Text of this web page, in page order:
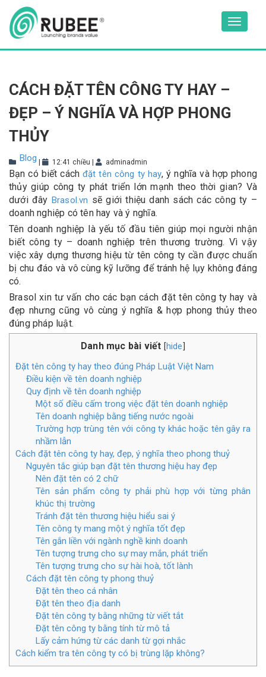
content
Toggle
CÁCH ĐẶT TÊN CÔNG TY HAY –
ĐẸP – Ý NGHĨA VÀ HỢP PHONG
THỦY
Blog 12:41 chiều adminadmin
Bạn có biết cách đặt tên công ty hay, ý nghĩa và hợp phong
thủy giúp công ty phát triển lớn mạnh theo thời gian? Và
dưới đây Brasol.vn sẽ giới thiệu danh sách các công ty –
doanh nghiệp có tên hay và ý nghĩa.
Tên doanh nghiệp là yếu tố đầu tiên giúp mọi người nhận
biết công ty – doanh nghiệp trên thương trường. Vì vậy
việc xây dựng thương hiệu từ tên công ty cần được chuẩn
bị chu đáo và vô cùng kỹ lưỡng để tránh hệ lụy không đáng
có.
Brasol xin tư vấn cho các bạn cách đặt tên công ty hay và
đẹp nhưng cũng vô cùng ý nghĩa & hợp phong thủy theo
đúng pháp luật.
Danh mục bài viết [hide
Đặt tên công ty hay theo đúng Pháp Luật Việt Nam
Điều kiện về tên doanh nghiệp
Quy định về tên doanh nghiệp
Một số điều cấm trong việc đặt tên doanh nghiệp
Tên doanh nghiệp bằng tiếng nước ngoài
Trường hợp trùng tên với công ty khác hoặc tên gây ra
nhầm lẫn
Cách đặt tên công ty hay, đẹp, ý nghĩa theo phong thuỷ
Nguyên tắc giúp bạn đặt tên thương hiệu hay đẹp
Nên đặt tên có 2 chữ
Tên sản phẩm công ty phải phù hợp với từng phân
khúc thị trường
Tránh đặt tên thương hiệu hiểu sai ý
Tên công ty mang một ý nghĩa tốt đẹp
Tên gắn liền với ngành nghề kinh doanh
Tên tượng trưng cho sự may mắn, phát triển
Tên tượng trưng cho sự hài hoà, tốt lành
Cách đặt tên công ty phong thuỷ
Đặt tên theo cá nhân
Đặt tên theo địa danh
Đặt tên công ty bằng những từ viết tắt
Đặt tên công ty bằng tính từ mô tả
Lấy cảm hứng từ các danh từ gợi nhắc
Cách kiểm tra tên công ty có bị trùng lặp không?